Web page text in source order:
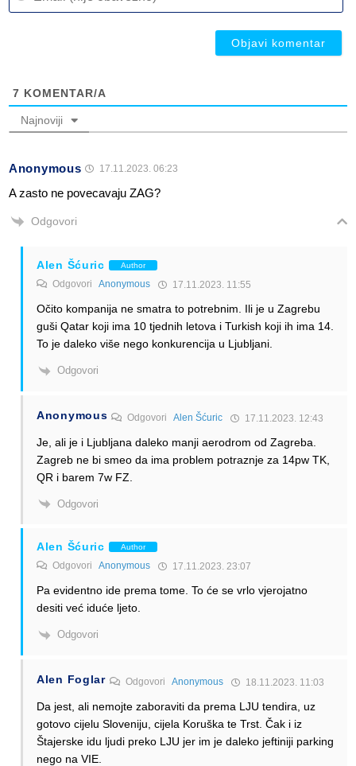
7 KOMENTAR/A
Najnoviji
Anonymous 17.11.2023. 06:23
A zasto ne povecavaju ZAG?
Odgovori
Alen Šćuric Author
Odgovori Anonymous 17.11.2023. 11:55
Očito kompanija ne smatra to potrebnim. Ili je u Zagrebu
guši Qatar koji ima 10 tjednih letova i Turkish koji ih ima 14.
To je daleko više nego konkurencija u Ljubljani.
Odgovori
Anonymous OdgovoriAlen Šćuric 17.11.2023. 12:43
Je, ali je i Ljubljana daleko manji aerodrom od Zagreba.
Zagreb ne bi smeo da ima problem potraznje za 14pw TK,
QR i barem 7w FZ.
Odgovori
Alen Šćuric Author
Odgovori Anonymous 17.11.2023. 23:07
Pa evidentno ide prema tome. To će se vrlo vjerojatno
desiti već iduće ljeto.
Odgovori
Alen Foglar Odgovori Anonymous 18.11.2023. 11:03
Da jest, ali nemojte zaboraviti da prema LJU tendira, uz
gotovo cijelu Sloveniju, cijela Koruška te Trst. Čak i iz
Štajerske idu ljudi preko LJU jer im je daleko jeftiniji parking
nego na VIE.